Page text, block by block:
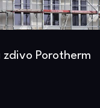
Porotherm